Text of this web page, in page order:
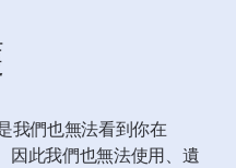
我們也無法看到你在
因此我們也無法使用、遺